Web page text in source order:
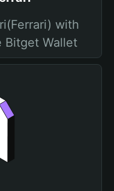
with
Bitget Wallet